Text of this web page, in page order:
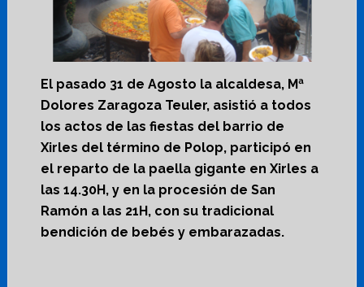
El pasado 31 de Agosto la alcaldesa, Mª
Dolores Zaragoza Teuler, asistió a todos
los actos de las fiestas del barrio de
Xirles del término de Polop, participó en
el reparto de la paella gigante en Xirles a
las 14.30H, y en la procesión de San
Ramón a las 21H, con su tradicional
bendición de bebés y embarazadas.